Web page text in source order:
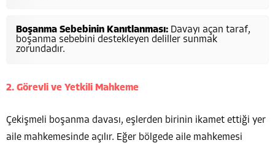
Boşanma Sebebinin Kanıtlanması: Davayı açan taraf,
boşanma sebebini destekleyen deliller sunmak
zorundadır.
2. Görevli ve Yetkili Mahkeme
Çekişmeli boşanma davası, eşlerden birinin ikamet ettiği yer
aile mahkemesinde açılır. Eğer bölgede aile mahkemesi